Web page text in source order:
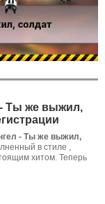
- Ты же выжил,
- Ты же выжил,
в стиле ,
хитом. Теперь